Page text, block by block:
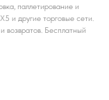
паллетирование и
и другие торговые сети.
возвратов. Бесплатный